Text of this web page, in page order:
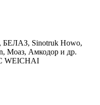
Sinotruk Howo,
Моаз, Амкодор и др.
WEICHAI